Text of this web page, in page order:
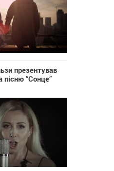
презентував
пісню “Сонце”